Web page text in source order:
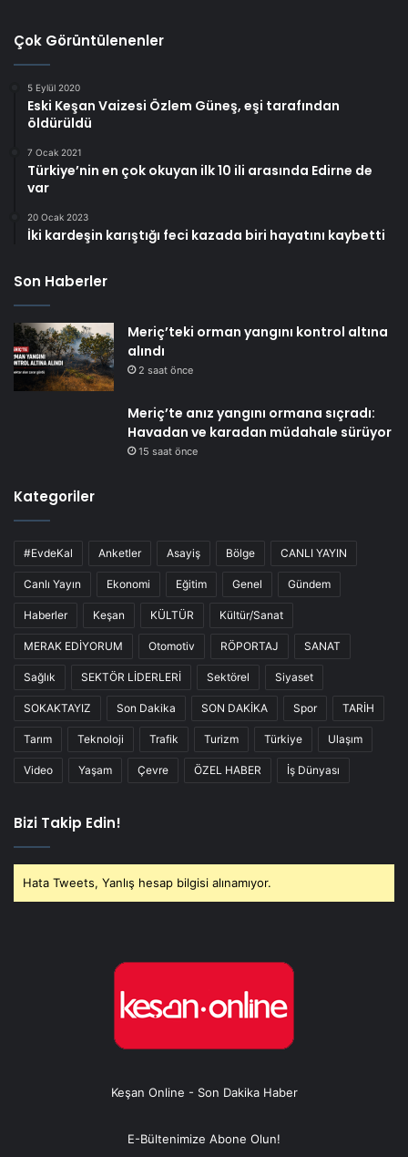
Çok Görüntülenenler
5 Eylül 2020
Eski Keşan Vaizesi Özlem Güneş, eşi tarafından
öldürüldü
7 Ocak 2021
Türkiye’nin en çok okuyan ilk 10 ili arasında Edirne de
var
20 Ocak 2023
İki kardeşin karıştığı feci kazada biri hayatını kaybetti
Son Haberler
Meriç’teki orman yangını kontrol altına
alındı
2 saat önce
Meriç’te anız yangını ormana sıçradı:
Havadan ve karadan müdahale sürüyor
15 saat önce
Kategoriler
#EvdeKal Anketler Asayiş Bölge CANLI YAYIN
Canlı Yayın Ekonomi Eğitim Genel Gündem
Haberler Keşan KÜLTÜR Kültür/Sanat
MERAK EDİYORUM Otomotiv RÖPORTAJ SANAT
Sağlık SEKTÖR LİDERLERİ Sektörel Siyaset
SOKAKTAYIZ Son Dakika SON DAKİKA Spor TARİH
Tarım Teknoloji Trafik Turizm Türkiye Ulaşım
Video Yaşam Çevre ÖZEL HABER İş Dünyası
Bizi Takip Edin!
Hata Tweets, Yanlış hesap bilgisi alınamıyor.
Keşan Online - Son Dakika Haber
E-Bültenimize Abone Olun!